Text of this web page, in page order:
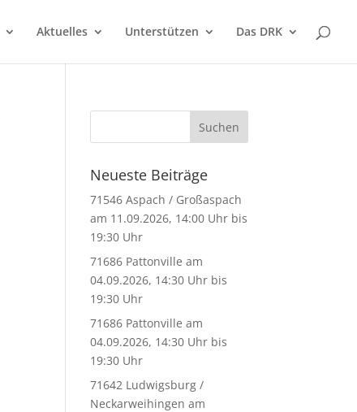
Aktuelles Unterstützen Das DRK
Neueste Beiträge
71546 Aspach / Großaspach
am 11.09.2026, 14:00 Uhr bis
19:30 Uhr
71686 Pattonville am
04.09.2026, 14:30 Uhr bis
19:30 Uhr
71686 Pattonville am
04.09.2026, 14:30 Uhr bis
19:30 Uhr
71642 Ludwigsburg /
Neckarweihingen am